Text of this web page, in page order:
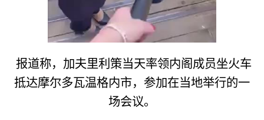
报道称，加夫里利策当天率领内阁成员坐火车
抵达摩尔多瓦温格内市，参加在当地举行的一
场会议。